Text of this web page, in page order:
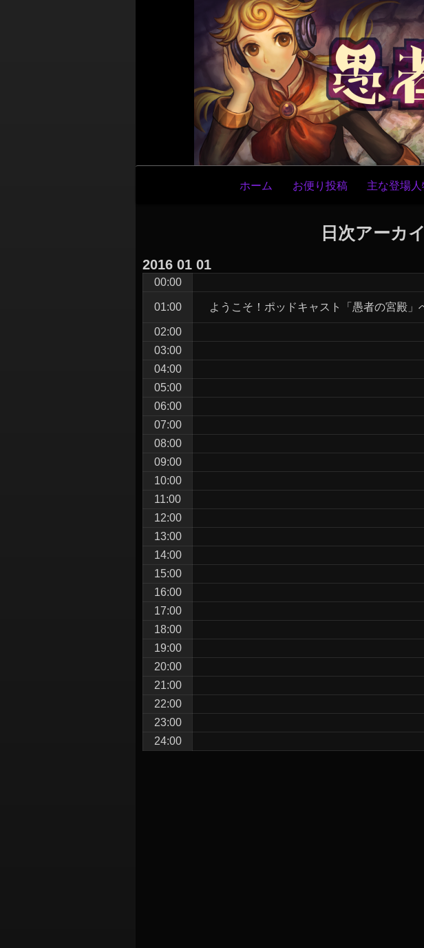
ビ
ゲ
ホーム お便り投稿 主な登場
日次アーカ
2016 01 01
00:00
01:00 ようこそ！ポッドキャスト「愚者の宮殿」
02:00
03:00
04:00
05:00
06:00
07:00
08:00
09:00
10:00
11:00
12:00
13:00
14:00
15:00
16:00
17:00
18:00
19:00
20:00
21:00
22:00
23:00
24:00